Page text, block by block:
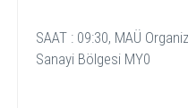
SAAT : 09:30, MAÜ
Sanayi Bölgesi MY0